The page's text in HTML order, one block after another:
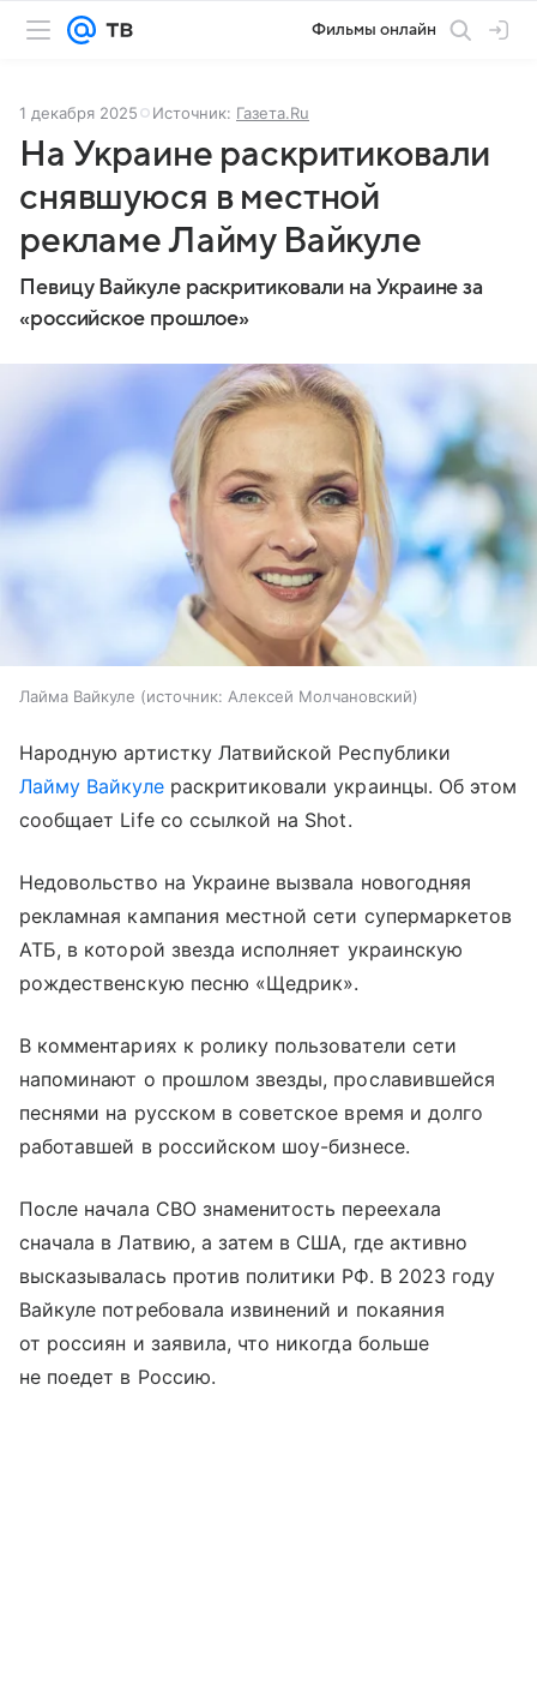
Фильмы онлайн
1 декабря 2025 Источник: Газета.Ru
На Украине раскритиковали
снявшуюся в местной
рекламе Лайму Вайкуле
Певицу Вайкуле раскритиковали на Украине за
«российское прошлое»
Лайма Вайкуле источник: Алексей Молчановский
Народную артистку Латвийской Республики
Лайму Вайкулераскритиковали украинцы. Об этом
сообщает Life со ссылкой на Shot.
Недовольство на Украине вызвала новогодняя
рекламная кампания местной сети супермаркетов
АТБ, в которой звезда исполняет украинскую
рождественскую песню «Щедрик».
В комментариях к ролику пользователи сети
напоминают о прошлом звезды, прославившейся
песнями на русском в советское время и долго
работавшей в российском шоу-бизнесе.
После начала СВО знаменитость переехала
сначала в Латвию, а затем в США, где активно
высказывалась против политики РФ. В 2023 году
Вайкуле потребовала извинений и покаяния
от россиян и заявила, что никогда больше
не поедет в Россию.